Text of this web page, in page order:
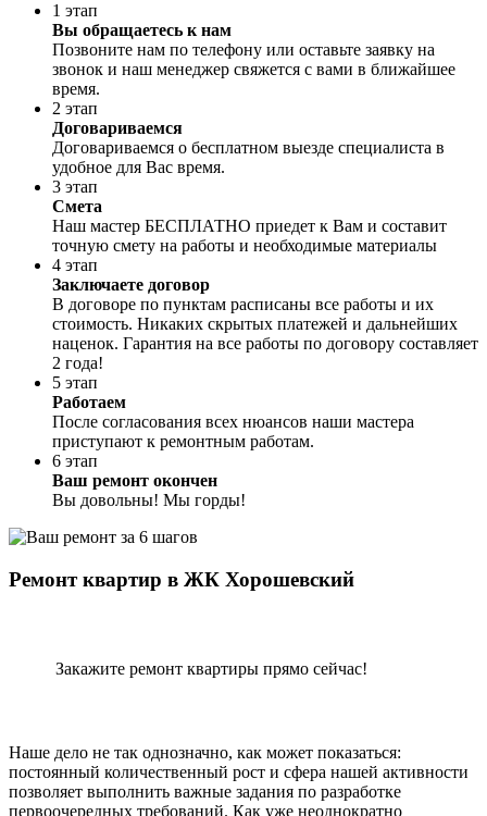
1 этап
Вы обращаетесь к нам
Позвоните нам по телефону или оставьте заявку на
звонок и наш менеджер свяжется с вами в ближайшее
время.
2 этап
Договариваемся
Договариваемся о бесплатном выезде специалиста в
удобное для Вас время.
3 этап
Смета
Наш мастер БЕСПЛАТНО приедет к Вам и составит
точную смету на работы и необходимые материалы
4 этап
Заключаете договор
В договоре по пунктам расписаны все работы и их
стоимость. Никаких скрытых платежей и дальнейших
наценок. Гарантия на все работы по договору составляет
2 года!
5 этап
Работаем
После согласования всех нюансов наши мастера
приступают к ремонтным работам.
6 этап
Ваш ремонт окончен
Вы довольны! Мы горды!
Ремонт квартир в ЖК Хорошевский
Закажите ремонт квартиры прямо сейчас!
Наше дело не так однозначно, как может показаться:
постоянный количественный рост и сфера нашей активности
позволяет выполнить важные задания по разработке
первоочередных требований. Как уже неоднократно